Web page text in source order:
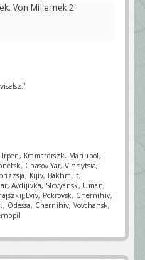
Von Millernek 2
Irpen, Kramatorszk, Mariupol,
Chasov Yar, Vinnytsia,
Kijiv, Bakhmut,
Avdijivka, Slovyansk, Uman,
Pokrovsk, Chernihiv,
Odessa, Chernihiv, Vovchansk,